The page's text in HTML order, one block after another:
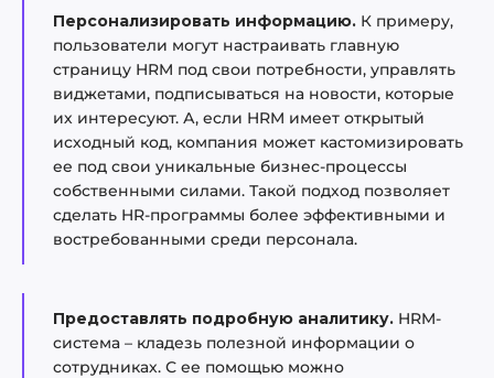
Персонализировать информацию. К примеру,
пользователи могут настраивать главную
страницу HRM под свои потребности, управлять
виджетами, подписываться на новости, которые
их интересуют. А, если HRM имеет открытый
исходный код, компания может кастомизировать
ее под свои уникальные бизнес-процессы
собственными силами. Такой подход позволяет
сделать HR-программы более эффективными и
востребованными среди персонала.
Предоставлять подробную аналитику. HRM-
система – кладезь полезной информации о
сотрудниках. С ее помощью можно